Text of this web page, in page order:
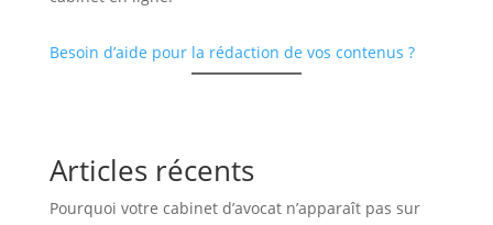
Besoin d’aide pour la rédaction de vos contenus ?
Articles récents
Pourquoi votre cabinet d’avocat n’apparaît pas sur